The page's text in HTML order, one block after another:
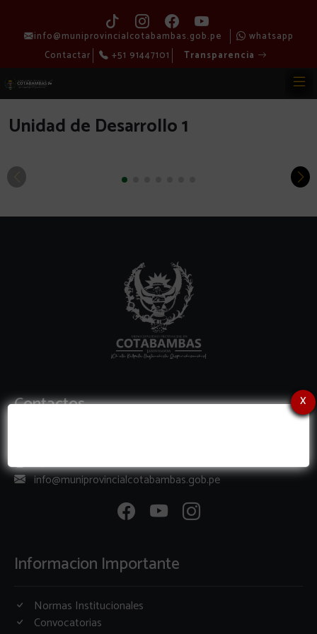
info@muniprovincialcotabambas.gob.pe
whatsapp
Contactar
+51 91447101 Transparencia
Unidad de Desarrollo 1
x
Contactos
+51 914471001
info@muniprovincialcotabambas.gob.pe
Informacion Importante
Normas Institucionales
Convocatorias